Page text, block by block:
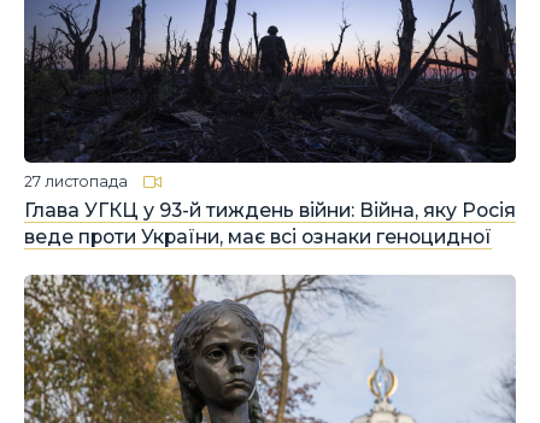
Глава УГКЦ у 93-й тиждень війни: Війна, яку Росія
веде проти України, має всі ознаки геноцидної
27 листопада